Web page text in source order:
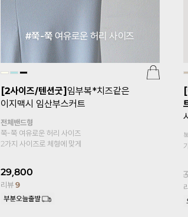
[기획특가1+1][Coolity]임부복*쿨
링터치냉장고5부 임산부레깅스
두겹복대
시원한 쿨링감이 느껴지는
냉장고 소재~
15,800
리뷰 458